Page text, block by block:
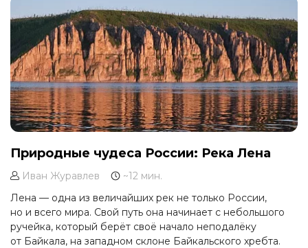
плотностью населения, где человек — гость,
а природа — безусловная хозяйка.
Природные чудеса России: Река Лена
Иван Журавлев
~12 мин.
Лена — одна из величайших рек не только России,
но и всего мира. Свой путь она начинает с небольшого
ручейка, который берёт своё начало неподалёку
от Байкала, на западном склоне Байкальского хребта.